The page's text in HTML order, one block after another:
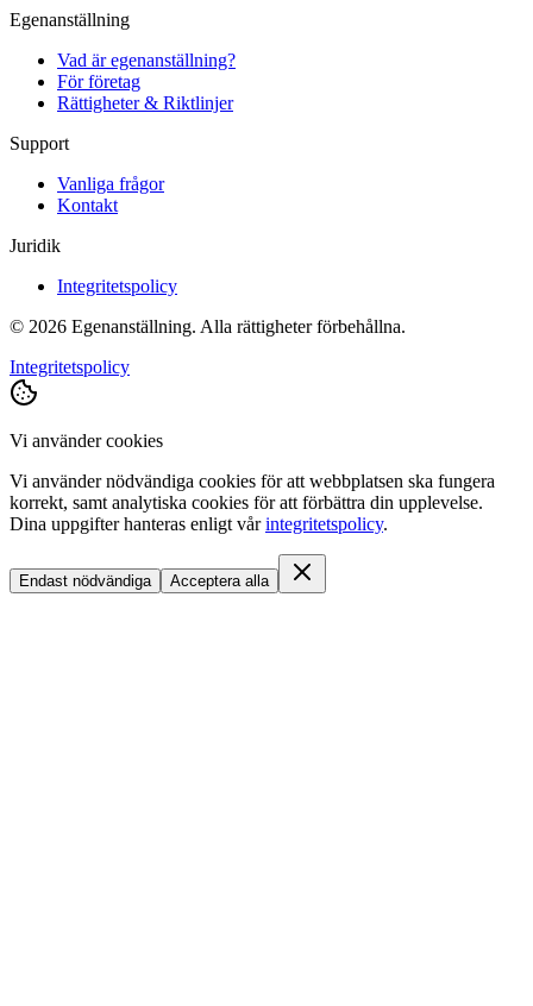
Egenanställning
Vad är egenanställning?
För företag
Rättigheter & Riktlinjer
Support
Vanliga frågor
Kontakt
Juridik
Integritetspolicy
© 2026 Egenanställning. Alla rättigheter förbehållna.
Integritetspolicy
Vi använder cookies
Vi använder nödvändiga cookies för att webbplatsen ska fungera
korrekt, samt analytiska cookies för att förbättra din upplevelse.
Dina uppgifter hanteras enligt vår integritetspolicy.
Endast nödvändiga Acceptera alla